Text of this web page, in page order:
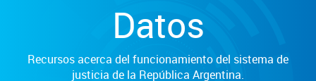
Datos
Recursos acerca del funcionamiento del sistema de
justicia de la República Argentina.